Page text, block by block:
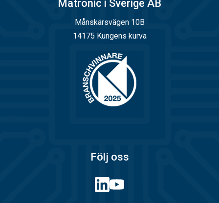
Matronic i Sverige AB
Månskärsvägen 10B
14175 Kungens kurva
Följ oss